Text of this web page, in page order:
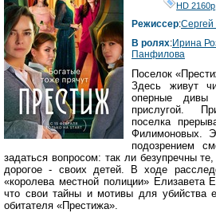
HD 2160р
Режиссер:
В ролях:Ирина
Панфилова
Поселок
Здесь живут
оперные
прислугой.
поселка
Филимоновых.
подозрением
задаться вопросом: так ли безупречны
дорогое - своих детей. В ходе
«королева местной полиции» Елизавета
что свои тайны и мотивы для убийства
обитателя «Престижа».